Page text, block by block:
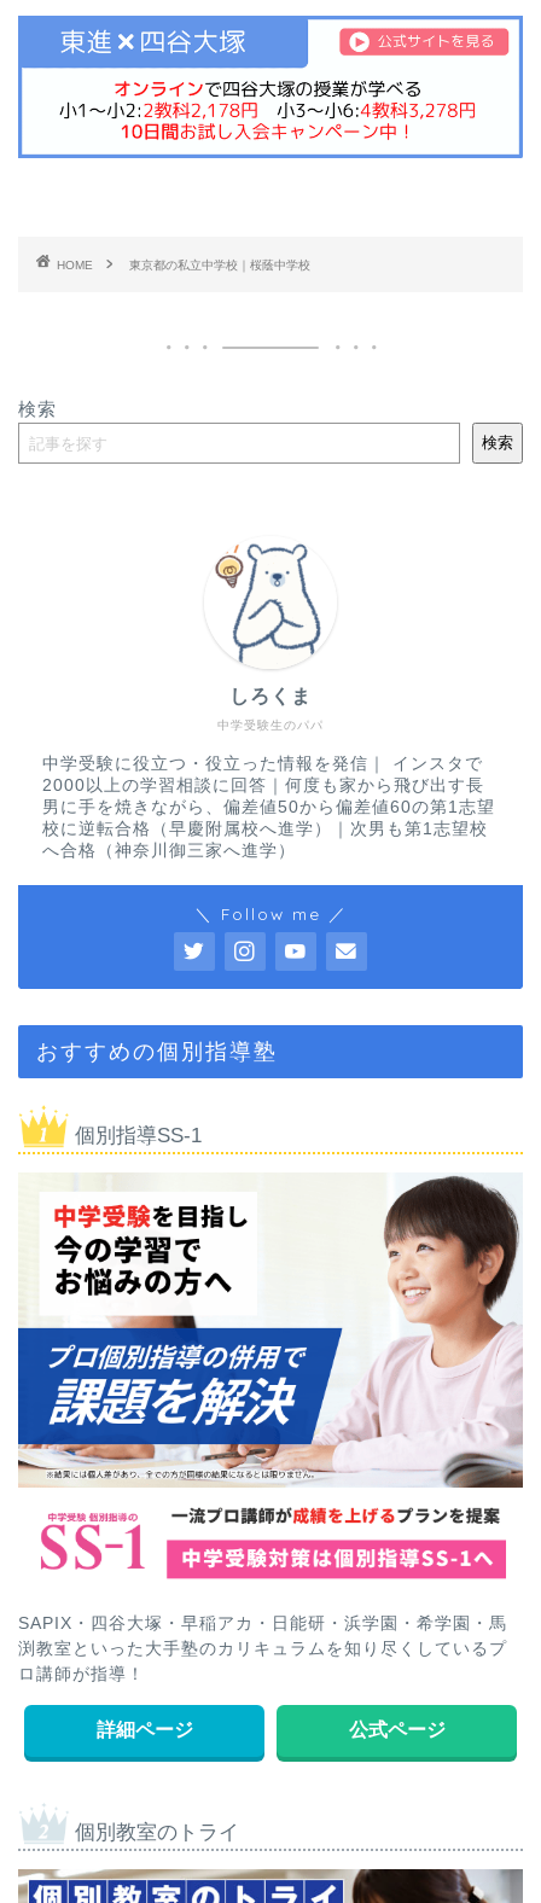
HOME 東京都の私立中学校｜桜蔭中学校
検索
検索
中学受験生のパパ
しろくま
中学受験に役立つ・役立った情報を発信｜ インスタで
2000以上の学習相談に回答｜何度も家から飛び出す長
男に手を焼きながら、偏差値50から偏差値60の第1志望
校に逆転合格（早慶附属校へ進学）｜次男も第1志望校
へ合格（神奈川御三家へ進学）
＼ Follow me ／
おすすめの個別指導塾
個別指導SS-1
SAPIX・四谷大塚・早稲アカ・日能研・浜学園・希学園・馬
渕教室といった大手塾のカリキュラムを知り尽くしているプ
ロ講師が指導！
詳細ページ 公式ページ
個別教室のトライ